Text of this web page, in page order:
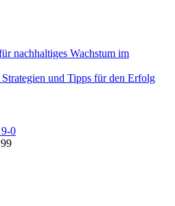
nachhaltiges Wachstum im
und Tipps für den Erfolg
0